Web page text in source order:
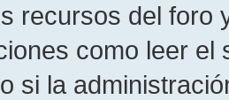
recursos del foro
como leer el
si la